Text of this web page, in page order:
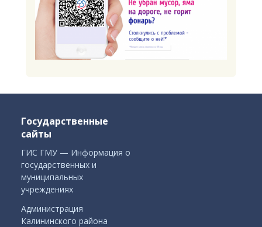
Государственные
сайты
ГИС ГМУ — Информация о
государственных и
муниципальных
учреждениях
Администрация
Калининского района